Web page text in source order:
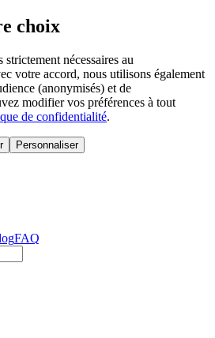
choix
nécessaires au
votre accord, nous utilisons également
(anonymisés) et de
modifier vos préférences à tout
de confidentialité.
Personnaliser
FAQ